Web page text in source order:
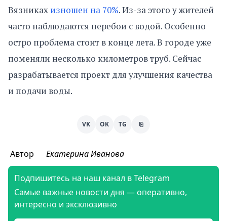
Вязниках изношен на 70%. Из-за этого у жителей
часто наблюдаются перебои с водой. Особенно
остро проблема стоит в конце лета. В городе уже
поменяли несколько километров труб. Сейчас
разрабатывается проект для улучшения качества
и подачи воды.
VK OK TG ⎘
Автор Екатерина Иванова
Подпишитесь на наш канал в Telegram
Самые важные новости дня — оперативно,
интересно и эксклюзивно